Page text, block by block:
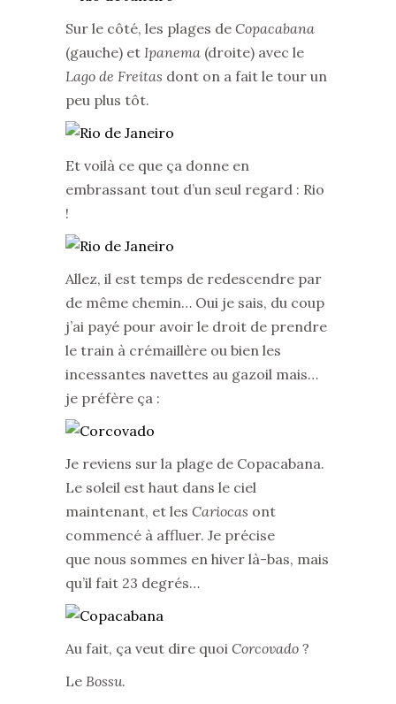
Sur le côté, les plages de Copacabana
(gauche) et Ipanema (droite) avec le
Lago de Freitas dont on a fait le tour un
peu plus tôt.
Et voilà ce que ça donne en
embrassant tout d’un seul regard : Rio
!
Allez, il est temps de redescendre par
de même chemin… Oui je sais, du coup
j’ai payé pour avoir le droit de prendre
le train à crémaillère ou bien les
incessantes navettes au gazoil mais…
je préfère ça :
Je reviens sur la plage de Copacabana.
Le soleil est haut dans le ciel
maintenant, et les Cariocas ont
commencé à affluer. Je précise
que nous sommes en hiver là-bas, mais
qu’il fait 23 degrés…
Au fait, ça veut dire quoi Corcovado ?
Le Bossu.